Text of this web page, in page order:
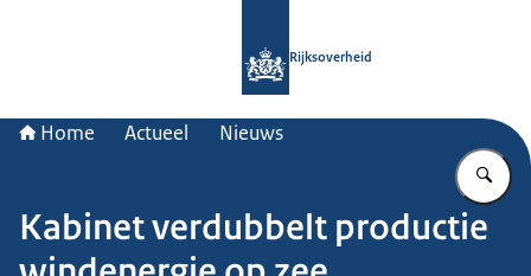
Rijksoverheid
Home Actueel Nieuws
Kabinet verdubbelt productie